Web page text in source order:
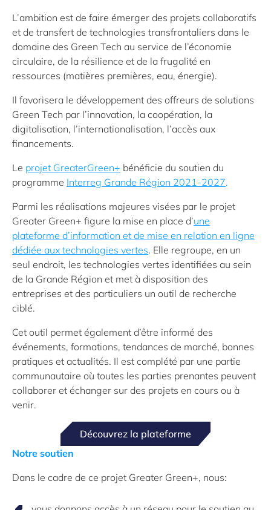
L’ambition est de faire émerger des projets collaboratifs
et de transfert de technologies transfrontaliers dans le
domaine des Green Tech au service de l’économie
circulaire, de la résilience et de la frugalité en
ressources (matières premières, eau, énergie).
Il favorisera le développement des offreurs de solutions
Green Tech par l’innovation, la coopération, la
digitalisation, l’internationalisation, l’accès aux
financements.
Le projet GreaterGreen+ bénéficie du soutien du
programme Interreg Grande Région 2021-2027.
Parmi les réalisations majeures visées par le projet
Greater Green+ figure la mise en place d’une
plateforme d’information et de mise en relation en ligne
dédiée aux technologies vertes. Elle regroupe, en un
seul endroit, les technologies vertes identifiées au sein
de la Grande Région et met à disposition des
entreprises et des particuliers un outil de recherche
ciblé.
Cet outil permet également d’être informé des
événements, formations, tendances de marché, bonnes
pratiques et actualités. Il est complété par une partie
communautaire où toutes les parties prenantes peuvent
collaborer et échanger sur des projets en cours ou à
venir.
Découvrez la plateforme
Notre soutien
Dans le cadre de ce projet Greater Green+, nous: